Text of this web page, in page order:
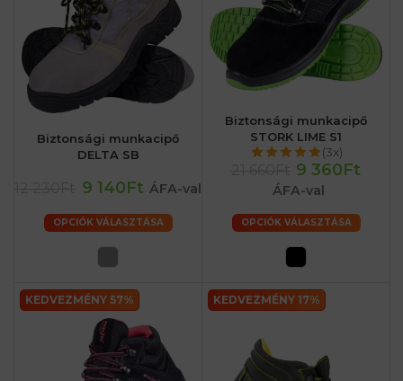
Biztonsági munkacipő
DELTA SB
9 140Ft ÁFA-val
OPCIÓK VÁLASZTÁSA
Biztonsági munkacipő
STORK LIME S1
(3x)
9 360Ft
ÁFA-val
OPCIÓK VÁLASZTÁSA
KEDVEZMÉNY 57% KEDVEZMÉNY 17%